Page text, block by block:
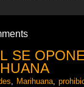
SE
, Marihuana,